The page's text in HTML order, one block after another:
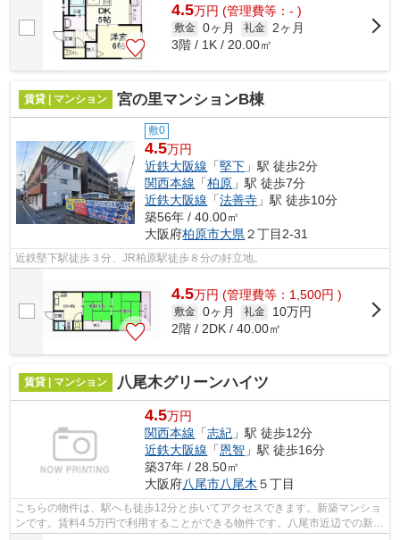
4.5万円 (管理費等：- )
敷金 0ヶ月 礼金 2ヶ月
3階 / 1K / 20.00㎡
賃貸 | マンション 宮の里マンションB棟
敷0
4.5万円
近鉄大阪線 「堅下 」駅 徒歩2分
関西本線 「柏原 」駅 徒歩7分
近鉄大阪線 「法善寺 」駅 徒歩10分
築56年 / 40.00㎡
大阪府柏原市大県 ２丁目2-31
近鉄堅下駅徒歩３分、JR柏原駅徒歩８分の好立地。
4.5万円 (管理費等：1,500円 )
敷金 0ヶ月 礼金
10万円
2階 / 2DK / 40.00㎡
賃貸 | マンション 八尾木グリーンハイツ
4.5万円
関西本線 「志紀 」駅 徒歩12分
近鉄大阪線 「恩智 」駅 徒歩16分
築37年 / 28.50㎡
大阪府八尾市八尾木 ５丁目
こちらの物件は、駅へも徒歩12分と歩いてアクセスできます。新築マンショ
ンです。賃料4.5万円で利用することができる物件です。八尾市近辺での新居